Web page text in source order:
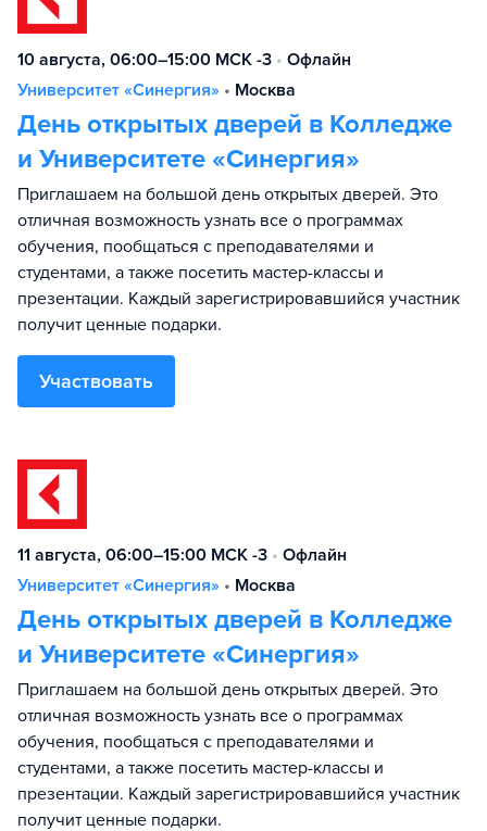
10 августа, 06:00–15:00 МСК -3 • Офлайн
Университет «Синергия» • Москва
День открытых дверей в Колледже
и Университете «Синергия»
Приглашаем на большой день открытых дверей. Это
отличная возможность узнать все о программах
обучения, пообщаться с преподавателями и
студентами, а также посетить мастер-классы и
презентации. Каждый зарегистрировавшийся участник
получит ценные подарки.
Участвовать
11 августа, 06:00–15:00 МСК -3 • Офлайн
Университет «Синергия» • Москва
День открытых дверей в Колледже
и Университете «Синергия»
Приглашаем на большой день открытых дверей. Это
отличная возможность узнать все о программах
обучения, пообщаться с преподавателями и
студентами, а также посетить мастер-классы и
презентации. Каждый зарегистрировавшийся участник
получит ценные подарки.